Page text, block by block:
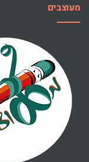
מעוצבים